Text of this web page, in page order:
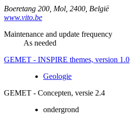
Boeretang 200 Mol 2400 België
www.vito.be
Maintenance and update frequency
As needed
GEMET - INSPIRE themes, version 1.0
Geologie
GEMET - Concepten, versie 2.4
ondergrond